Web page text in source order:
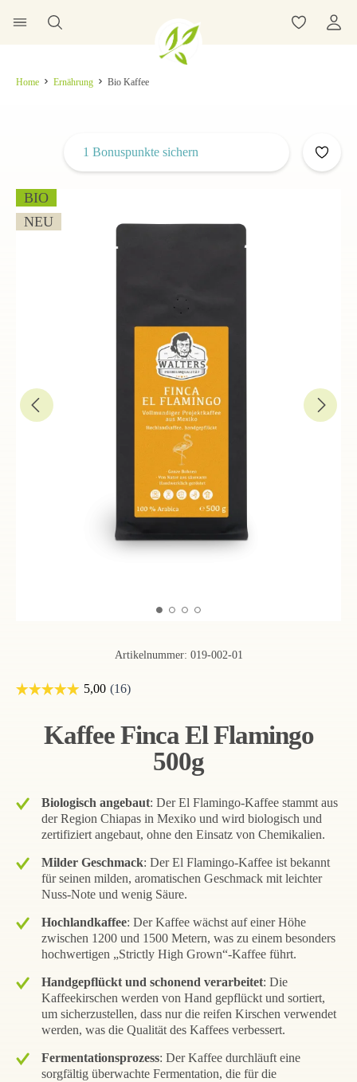
Home Ernährung Bio Kaffee
BIO
NEU
Artikelnummer: 019-002-01
1 Bonuspunkte sichern
Kaffee Finca El Flamingo
500g
Biologisch angebaut: Der El Flamingo-Kaffee stammt aus
der Region Chiapas in Mexiko und wird biologisch und
zertifiziert angebaut, ohne den Einsatz von Chemikalien.
Milder Geschmack: Der El Flamingo-Kaffee ist bekannt
für seinen milden, aromatischen Geschmack mit leichter
Nuss-Note und wenig Säure.
Hochlandkaffee: Der Kaffee wächst auf einer Höhe
zwischen 1200 und 1500 Metern, was zu einem besonders
hochwertigen „Strictly High Grown“-Kaffee führt.
Handgepflückt und schonend verarbeitet: Die
Kaffeekirschen werden von Hand gepflückt und sortiert,
um sicherzustellen, dass nur die reifen Kirschen verwendet
werden, was die Qualität des Kaffees verbessert.
Fermentationsprozess: Der Kaffee durchläuft eine
sorgfältig überwachte Fermentation, die für die